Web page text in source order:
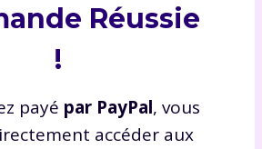
Réussie
!
payé par PayPal, vous
accéder aux